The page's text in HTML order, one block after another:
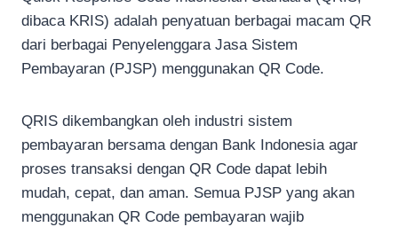
dibaca KRIS) adalah penyatuan berbagai macam QR
dari berbagai Penyelenggara Jasa Sistem
Pembayaran (PJSP) menggunakan QR Code.
QRIS dikembangkan oleh industri sistem
pembayaran bersama dengan Bank Indonesia agar
proses transaksi dengan QR Code dapat lebih
mudah, cepat, dan aman. Semua PJSP yang akan
menggunakan QR Code pembayaran wajib